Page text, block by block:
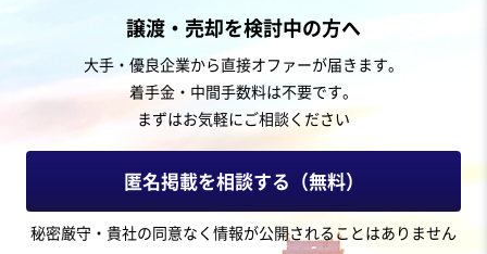
譲渡・売却を検討中の方へ
大手・優良企業から直接オファーが届きます。
着手金・中間手数料は不要です。
まずはお気軽にご相談ください
匿名掲載を相談する（無料）
秘密厳守・貴社の同意なく情報が公開されることはありません